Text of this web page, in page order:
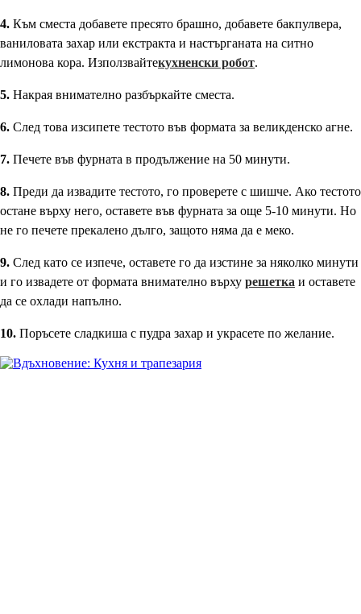
4. Към сместа добавете пресято брашно, добавете бакпулвера,
ваниловата захар или екстракта и настърганата на ситно
лимонова кора. Използвайтекухненски робот.
5. Накрая внимателно разбъркайте сместа.
6. След това изсипете тестото във формата за великденско агне.
7. Печете във фурната в продължение на 50 минути.
8. Преди да извадите тестото, го проверете с шишче. Ако тестото
остане върху него, оставете във фурната за още 5-10 минути. Но
не го печете прекалено дълго, защото няма да е меко.
9. След като се изпече, оставете го да изстине за няколко минути
и го извадете от формата внимателно върху решетка и оставете
да се охлади напълно.
10. Поръсете сладкиша с пудра захар и украсете по желание.